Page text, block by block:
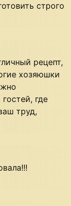
строго
рецепт,
хозяюшки
где
труд,